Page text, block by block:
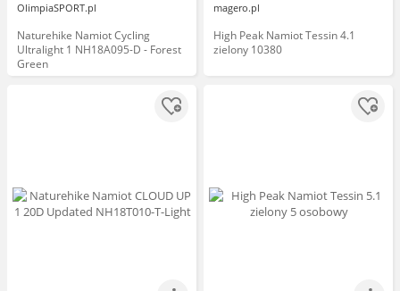
OlimpiaSPORT.pl
Naturehike Namiot Cycling
Ultralight 1 NH18A095-D - Forest
Green
magero.pl
High Peak Namiot Tessin 4.1
zielony 10380